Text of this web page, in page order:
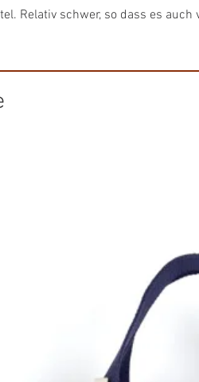
Relativ schwer, so dass es